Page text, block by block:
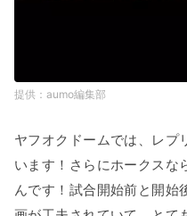
aumo編集部
ヤフオクドームでは、レプ
います！さらにホークスな
んです！試合開始前と開始